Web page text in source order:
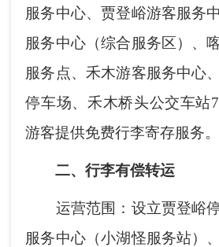
服务中心、贾登峪游客服务
服务中心（综合服务区）、
服务点、禾木游客服务中心
停车场、禾木桥头公交车站
游客提供免费行李寄存服务。
二、行李有偿转运
运营范围：设立贾登峪停
服务中心（小湖怪服务站）